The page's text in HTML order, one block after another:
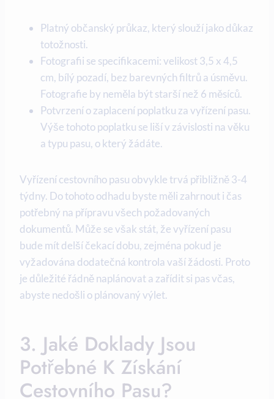
Platný občanský průkaz, který slouží jako důkaz
totožnosti.
Fotografii se specifikacemi: velikost 3,5 x 4,5
cm, bílý pozadí, bez barevných filtrů a úsměvu.
Fotografie by neměla být starší než 6 měsíců.
Potvrzení o zaplacení poplatku za vyřízení pasu.
Výše tohoto poplatku se liší v závislosti na věku
a typu pasu, o který žádáte.
Vyřízení cestovního pasu obvykle trvá přibližně 3-4
týdny. Do tohoto odhadu byste měli zahrnout i čas
potřebný na přípravu všech požadovaných
dokumentů. Může se však stát, že vyřízení pasu
bude mít delší čekací dobu, zejména pokud je
vyžadována dodatečná kontrola vaší žádosti. Proto
je důležité řádně naplánovat a zařídit si pas včas,
abyste nedošli o plánovaný výlet.
3. Jaké Doklady Jsou
Potřebné K Získání
Cestovního Pasu?